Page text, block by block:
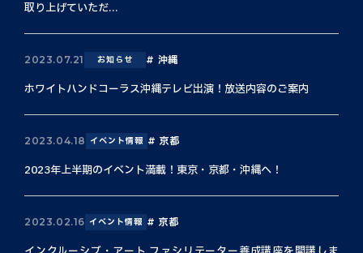
取り上げていただ...
2023.07.21 お知らせ 沖縄
ホワイトハンドコーラス沖縄テレビ出演！放送内容のご案内
2023.04.18 イベント情報 京都
2023年上半期のイベント満載！東京・京都・沖縄へ！
2023.02.16 イベント情報 京都